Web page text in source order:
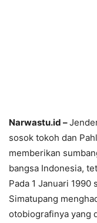
Narwastu.id –
sosok tokoh dan
memberikan
bangsa Indonesia,
Pada 1 Januari 1990
Simatupang
otobiografinya yang